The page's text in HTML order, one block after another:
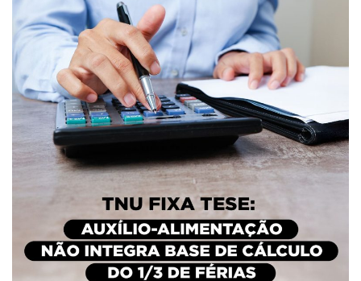
Assistência Funeral
Pós-graduação
FacebookInstagramTwitter YoutubeTikTok Whatsapp